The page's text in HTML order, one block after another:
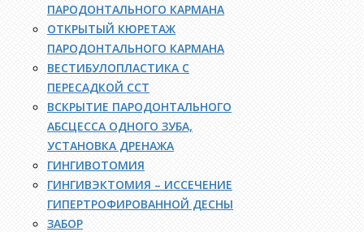
ПАРОДОНТАЛЬНОГО КАРМАНА
ОТКРЫТЫЙ КЮРЕТАЖ
ПАРОДОНТАЛЬНОГО КАРМАНА
ВЕСТИБУЛОПЛАСТИКА С
ПЕРЕСАДКОЙ ССТ
ВСКРЫТИЕ ПАРОДОНТАЛЬНОГО
АБСЦЕССА ОДНОГО ЗУБА,
УСТАНОВКА ДРЕНАЖА
ГИНГИВОТОМИЯ
ГИНГИВЭКТОМИЯ – ИССЕЧЕНИЕ
ГИПЕРТРОФИРОВАННОЙ ДЕСНЫ
ЗАБОР